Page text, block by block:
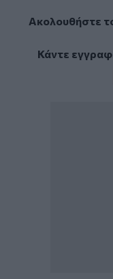
Ακολουθήστε
Κάντε